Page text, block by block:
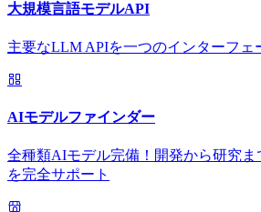
大規模言語モデルAPI
主要なLLM APIを一つのインターフェ
AIモデルファインダー
全種類AIモデル完備！開発から研究
を完全サポート